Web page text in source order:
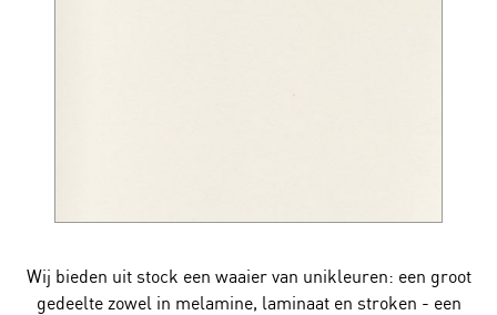
Wij bieden uit stock een waaier van unikleuren: een groot
gedeelte zowel in melamine, laminaat en stroken - een